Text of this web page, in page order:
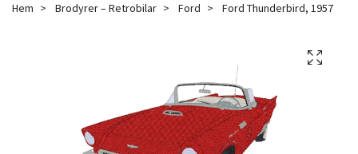
Hem Brodyrer – Retrobilar Ford Ford Thunderbird, 1957